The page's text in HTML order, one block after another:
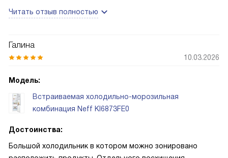
планировку кухни, что оказалось очень кстати. Панель с
регулирую отдельно — так проще подстраиваться под
Особенно радует зона FreshSafe: овощи дольше
защищает от лишней влаги. В морозильной части удобный
большой ящик Big Box помог разместить большую
запечённую курицу после семейного ужина, а функция
один кусок не пострадал. Ванночка для льда пригодилась
Читать отзыв полностью
Галина
10.03.2026
Модель:
Встраиваемая холодильно-морозильная
комбинация Neff KI6873FE0
Достоинства:
Большой холодильник в котором можно зонировано